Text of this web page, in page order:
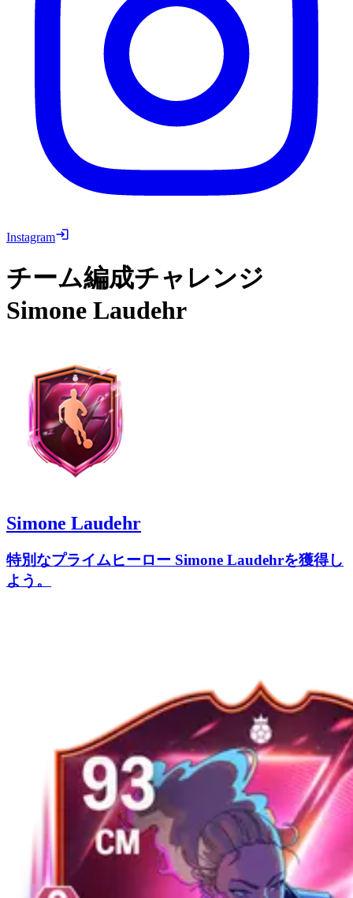
Instagram
チーム編成チャレンジ
Simone Laudehr
Simone Laudehr
特別なプライムヒーロー Simone Laudehrを獲得し
よう。